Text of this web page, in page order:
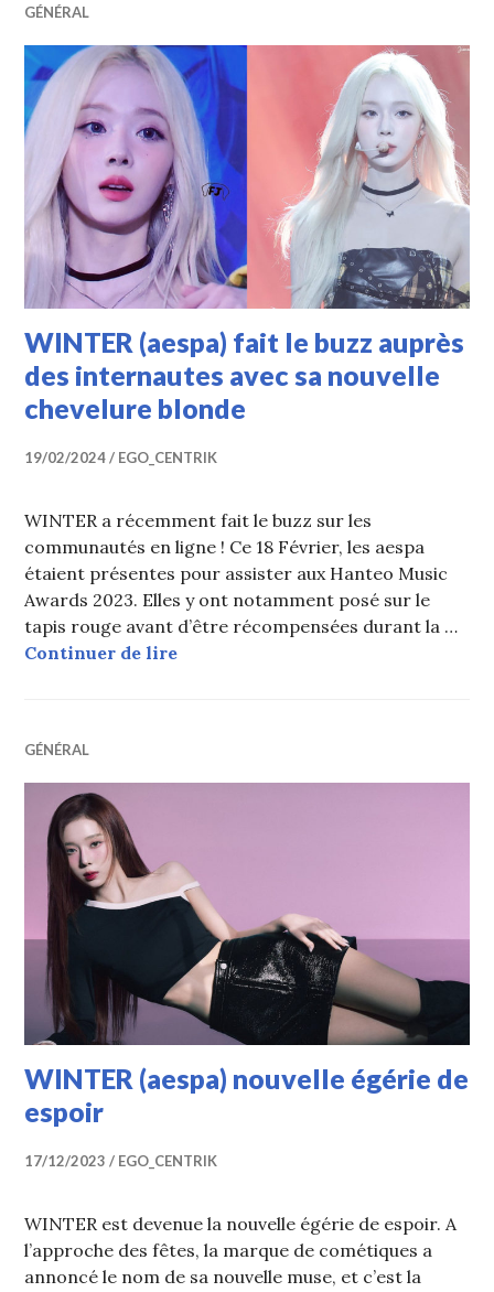
GÉNÉRAL
WINTER (aespa) fait le buzz auprès
des internautes avec sa nouvelle
chevelure blonde
19/02/2024 EGO_CENTRIK
WINTER a récemment fait le buzz sur les
communautés en ligne ! Ce 18 Février, les aespa
étaient présentes pour assister aux Hanteo Music
Awards 2023. Elles y ont notamment posé sur le
tapis rouge avant d’être récompensées durant la …
Continuer de lireWINTER (aespa) fait le buzz
GÉNÉRAL
WINTER (aespa) nouvelle égérie de
espoir
17/12/2023 EGO_CENTRIK
WINTER est devenue la nouvelle égérie de espoir. A
l’approche des fêtes, la marque de cométiques a
annoncé le nom de sa nouvelle muse, et c’est la